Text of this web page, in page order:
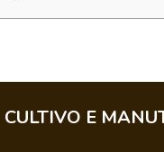
CULTIVO E